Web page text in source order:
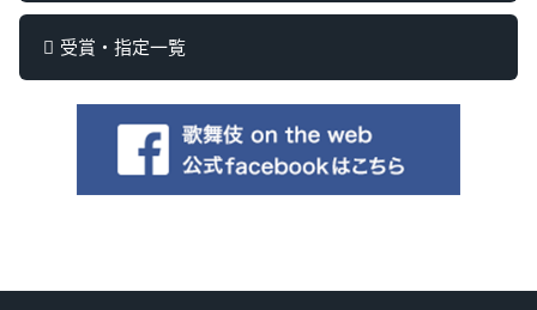
受賞・指定一覧